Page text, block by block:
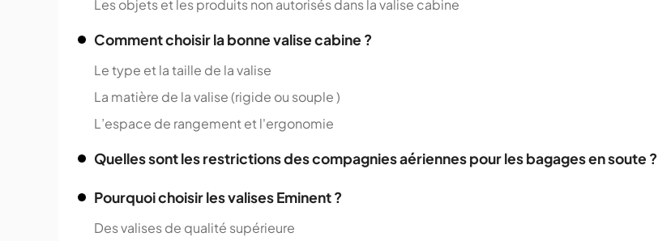
Les objets et les produits non autorisés dans la valise cabine
Comment choisir la bonne valise cabine ?
Le type et la taille de la valise
La matière de la valise (rigide ou souple )
L’espace de rangement et l'ergonomie
Quelles sont les restrictions des compagnies aériennes pour les bagages en soute ?
Pourquoi choisir les valises Eminent ?
Des valises de qualité supérieure